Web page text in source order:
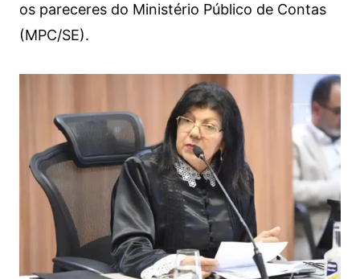
os pareceres do Ministério Público de Contas
(MPC/SE).